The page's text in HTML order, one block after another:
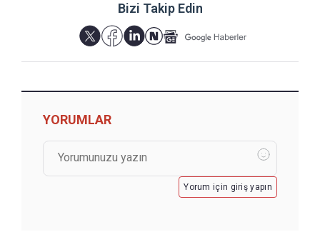
Bizi Takip Edin
YORUMLAR
Yorum için giriş yapın